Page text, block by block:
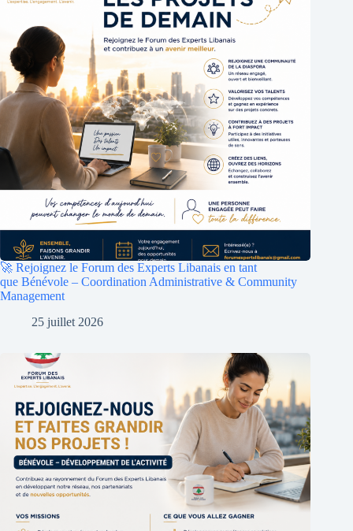
🚀 Rejoignez le Forum des Experts Libanais en tant
que Bénévole – Coordination Administrative & Community
Management
25 juillet 2026